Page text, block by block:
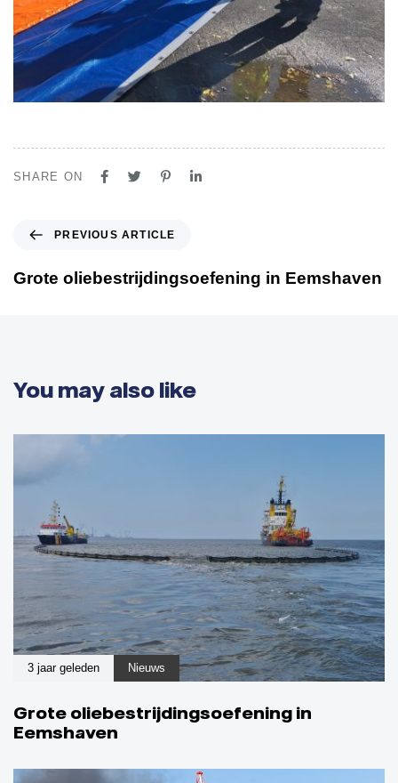
SHARE ON
e
v
A
t
c
PREVIOUS ARTICLE
Grote oliebestrijdingsoefening in Eemshaven
You may also like
3 jaar geleden Nieuws
Grote oliebestrijdingsoefening in
Eemshaven